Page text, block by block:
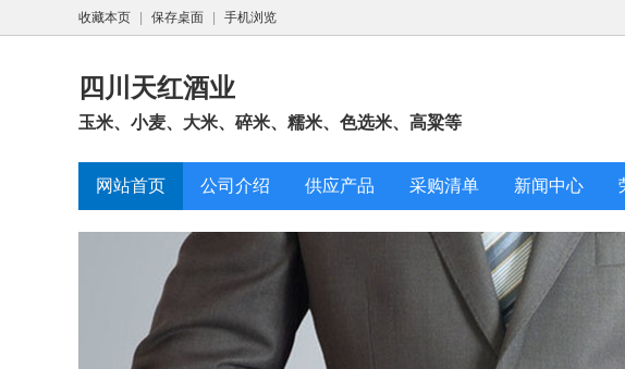
收藏本页 保存桌面 手机浏览
四川天红酒业
玉米、小麦、大米、碎米、糯米、色选米、高粱等
网站首页 公司介绍 供应产品 采购清单 新闻中心